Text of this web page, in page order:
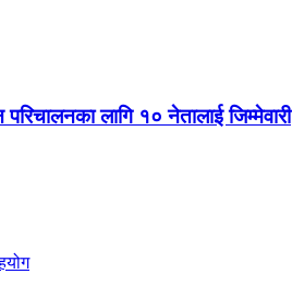
लागि १० नेतालाई जिम्मेवारी